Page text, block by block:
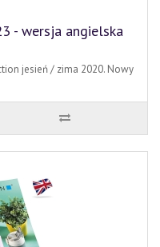
- wersja angielska
jesień / zima 2020. Nowy